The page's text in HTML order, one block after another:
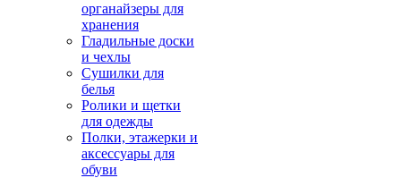
органайзеры для
хранения
Гладильные доски
и чехлы
Сушилки для
белья
Ролики и щетки
для одежды
Полки, этажерки и
аксессуары для
обуви